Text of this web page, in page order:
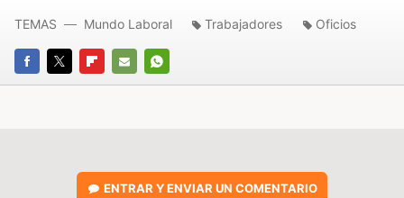
FACEBOOK
TWITTERFLIPBOARD
E-
WHATSAPP
TEMAS Mundo Laboral Trabajadores Oficios
ENTRAR Y ENVIAR UN COMENTARIO